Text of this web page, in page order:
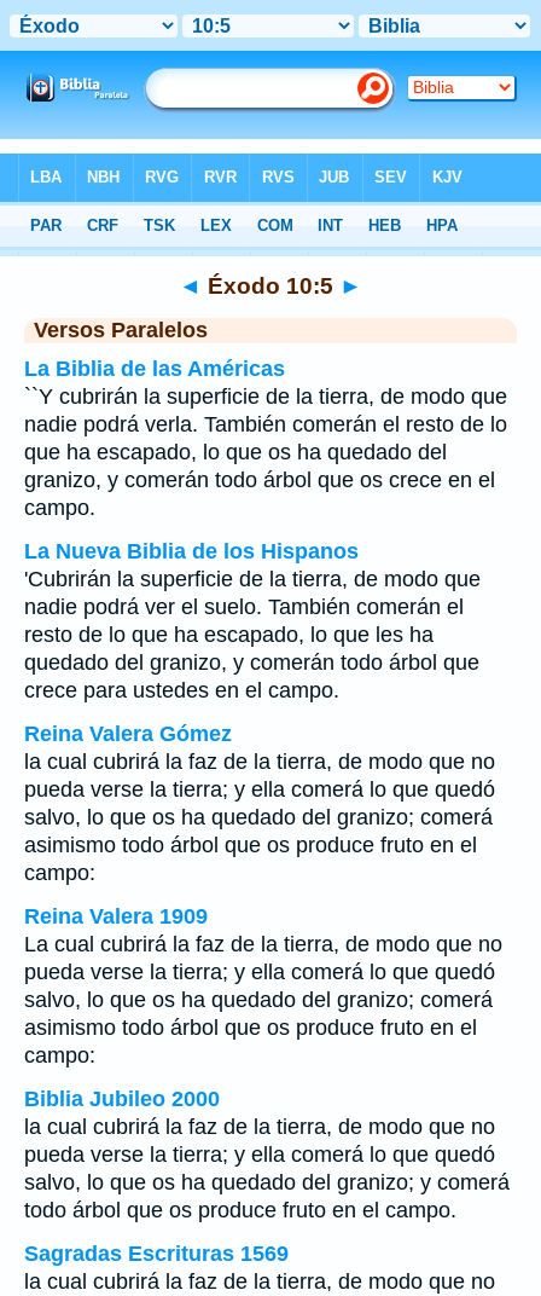
>Éxodo> Capítulo 10 > Verso 5
◄ Éxodo 10:5 ►
Versos Paralelos
La Biblia de las Américas
``Y cubrirán la superficie de la tierra, de modo que
nadie podrá verla. También comerán el resto de lo
que ha escapado, lo que os ha quedado del
granizo, y comerán todo árbol que os crece en el
campo.
La Nueva Biblia de los Hispanos
'Cubrirán la superficie de la tierra, de modo que
nadie podrá ver el suelo. También comerán el
resto de lo que ha escapado, lo que les ha
quedado del granizo, y comerán todo árbol que
crece para ustedes en el campo.
Reina Valera Gómez
la cual cubrirá la faz de la tierra, de modo que no
pueda verse la tierra; y ella comerá lo que quedó
salvo, lo que os ha quedado del granizo; comerá
asimismo todo árbol que os produce fruto en el
campo:
Reina Valera 1909
La cual cubrirá la faz de la tierra, de modo que no
pueda verse la tierra; y ella comerá lo que quedó
salvo, lo que os ha quedado del granizo; comerá
asimismo todo árbol que os produce fruto en el
campo:
Biblia Jubileo 2000
la cual cubrirá la faz de la tierra, de modo que no
pueda verse la tierra; y ella comerá lo que quedó
salvo, lo que os ha quedado del granizo; y comerá
todo árbol que os produce fruto en el campo.
Sagradas Escrituras 1569
la cual cubrirá la faz de la tierra, de modo que no